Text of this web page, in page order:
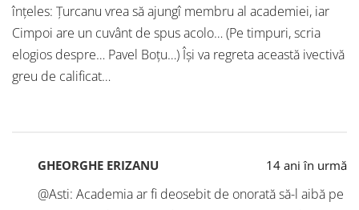
înţeles: Ţurcanu vrea să ajungî membru al academiei, iar
Cimpoi are un cuvânt de spus acolo… (Pe timpuri, scria
elogios despre… Pavel Boţu…) Îşi va regreta această ivectivă
greu de calificat…
GHEORGHE ERIZANU 14 ani în urmă
@Asti: Academia ar fi deosebit de onorată să-l aibă pe